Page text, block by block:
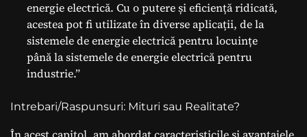
energie electrică. Cu o putere și eficiență ridicată,
acestea pot fi utilizate în diverse aplicații, de la
sistemele de energie electrică pentru locuințe
până la sistemele de energie electrică pentru
industrie.”
Intrebari/Raspunsuri: Mituri sau Realitate?